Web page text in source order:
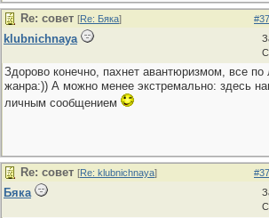
Re: совет [Re: Бяка]
klubnichnaya
Здорово конечно, пахнет авантюризмом, все
жанра:)) А можно менее экстремально: здесь
личным сообщением
Re: совет [Re: klubnichnaya]
Бяка